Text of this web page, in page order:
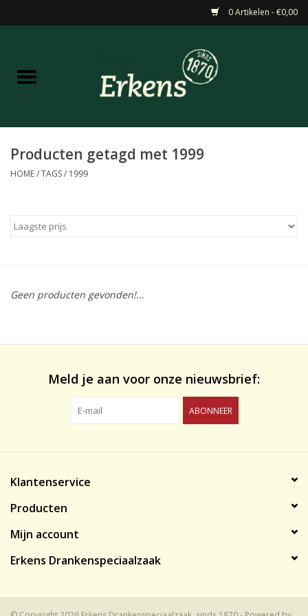
0 Artikelen - €0,00
Home
Barneveldse specialiteiten
Gedistilleerd &
Producten getagd met 1999
HOME/TAGS/ 1999
Geen producten gevonden!...
Meld je aan voor onze nieuwsbrief:
ABONNEER
Klantenservice
Producten
Mijn account
Erkens Drankenspeciaalzaak